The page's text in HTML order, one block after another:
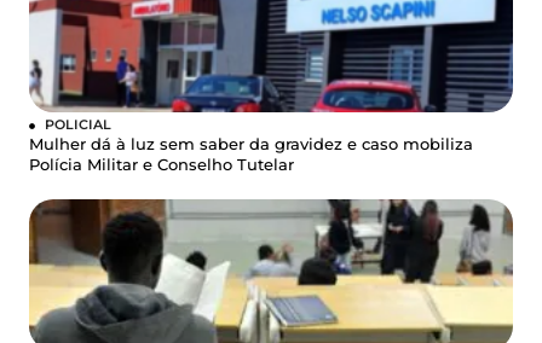
POLICIAL
Mulher dá à luz sem saber da gravidez e caso mobiliza
Polícia Militar e Conselho Tutelar